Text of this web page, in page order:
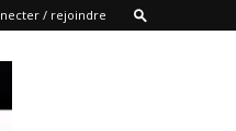
/ rejoindre